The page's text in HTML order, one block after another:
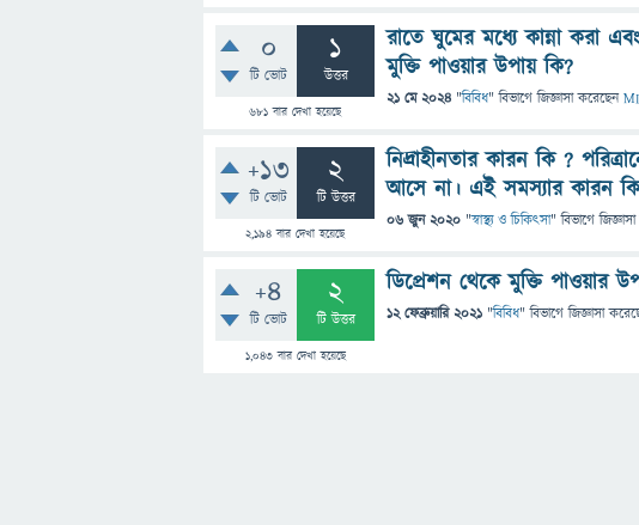
0
টি ভোট
1
উত্তর
681 বার দেখা হয়েছে
রাতে ঘুমের মধ্যে কান্না করা
মুক্তি পাওয়ার উপায় কি?
21 মে 2024 "বিবিধ" বিভাগে জিজ্ঞাসাকরেছেন
+13
টি ভোট
2
টি উত্তর
2,194 বার দেখা হয়েছে
নিদ্রাহীনতার কারন কি ?
আসে না। এই সমস্যার কারন
06 জুন 2020 "স্বাস্থ্য ও চিকিৎসা" বিভাগে জিজ্ঞাসা
+4
টি ভোট
2
টি উত্তর
1,043বার দেখা হয়েছে
ডিপ্রেশন থেকে মুক্তি পাওয়ার
12 ফেব্রুয়ারি 2021 "বিবিধ" বিভাগে জিজ্ঞাসা